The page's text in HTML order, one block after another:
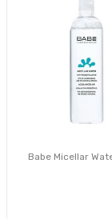
Babe Micellar